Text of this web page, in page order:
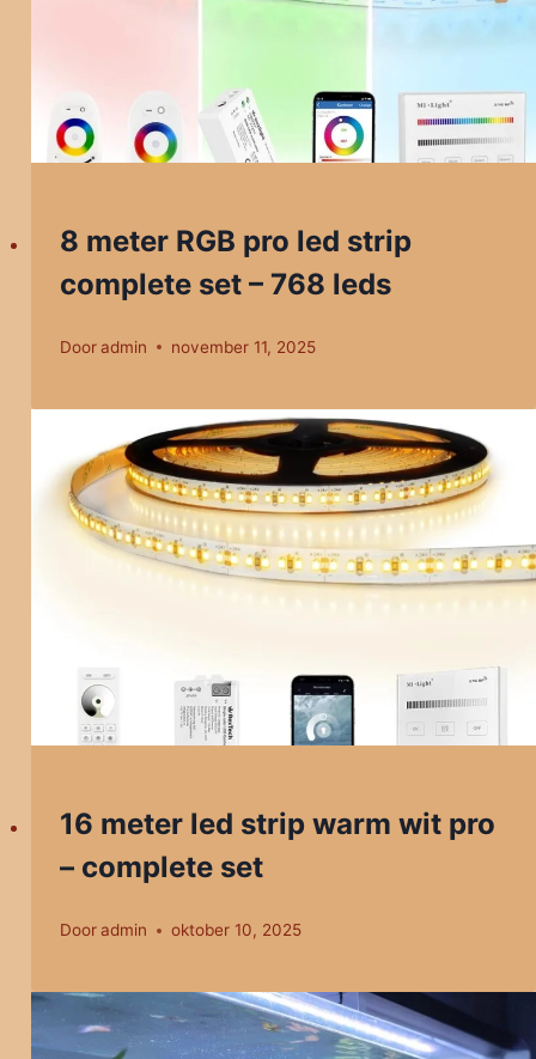
8 meter RGB pro led strip
complete set – 768 leds
Door admin november 11, 2025
16 meter led strip warm wit pro
– complete set
Door admin oktober 10, 2025